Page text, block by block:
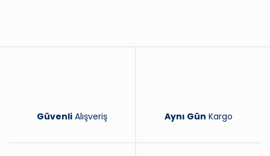
Güvenli Alışveriş Aynı Gün Kargo